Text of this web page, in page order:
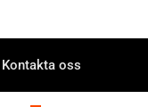
Kontakta oss